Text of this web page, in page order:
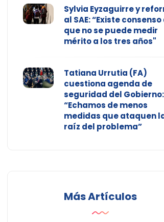
Sylvia Eyzaguirre y
al SAE: “Existe consenso
que no se puede medir
mérito a los tres años"
Tatiana Urrutia (FA)
cuestiona agenda de
seguridad del Gobierno:
“Echamos de menos
medidas que ataquen
raíz del problema”
Más Artículos